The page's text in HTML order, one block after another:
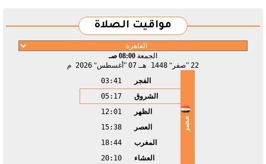
مواقيت الصلاة
الجمعة 08:00 صـ
22 صفر 1448 هـ 07 أغسطس 2026 م
مصر
الفجر
03:41
الشروق
05:17
الظهر
12:01
العصر
15:38
المغرب
18:44
العشاء
20:10